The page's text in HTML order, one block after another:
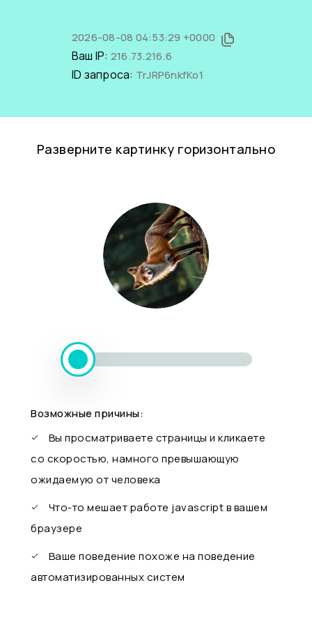
2026-08-08 04:53:29 +0000
Ваш IP: 216.73.216.6
ID запроса: TrJRP6nkfKo1
Разверните картинку горизонтально
Возможные причины:
Вы просматриваете страницы и кликаете
со скоростью, намного превышающую
ожидаемую от человека
Что-то мешает работе javascript в вашем
браузере
Ваше поведение похоже на поведение
автоматизированных систем